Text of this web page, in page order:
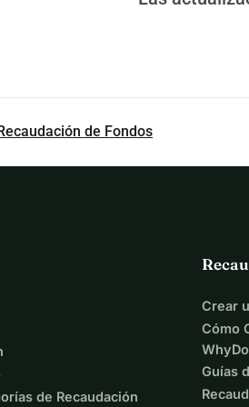
de Fondos
de Recaudación
Crear
Cómo
Guías